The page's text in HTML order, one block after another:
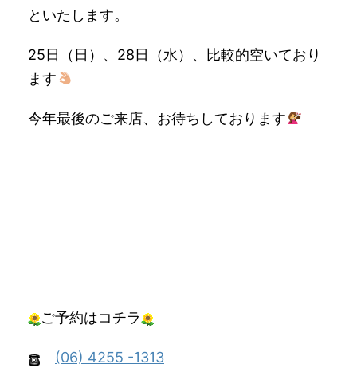
といたします。
25日（日）、28日（水）、比較的空いており
ます
今年最後のご来店、お待ちしております
ご予約はコチラ
(06) 4255 -1313